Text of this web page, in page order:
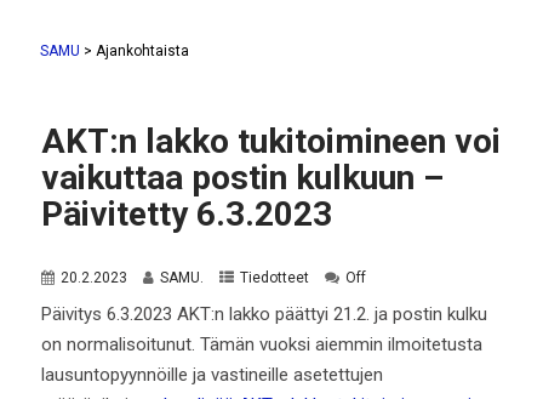
SAMU >Ajankohtaista
AKT:n lakko tukitoimineen voi
vaikuttaa postin kulkuun –
Päivitetty 6.3.2023
20.2.2023 SAMU. Tiedotteet Off
Päivitys 6.3.2023 AKT:n lakko päättyi 21.2. ja postin kulku
on normalisoitunut. Tämän vuoksi aiemmin ilmoitetusta
lausuntopyynnöille ja vastineille asetettujen